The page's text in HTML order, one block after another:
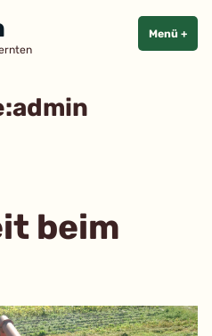
Menü +
admin
beim